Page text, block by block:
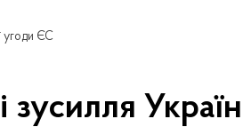
угоди ЄС
зусилля